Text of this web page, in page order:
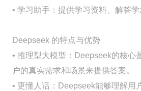
• 学习助手：提供学习资料、解答学
Deepseek 的特点与优势
• 推理型大模型：Deepseek的核
户的真实需求和场景来提供答案。
• 更懂人话：Deepseek能够理解用